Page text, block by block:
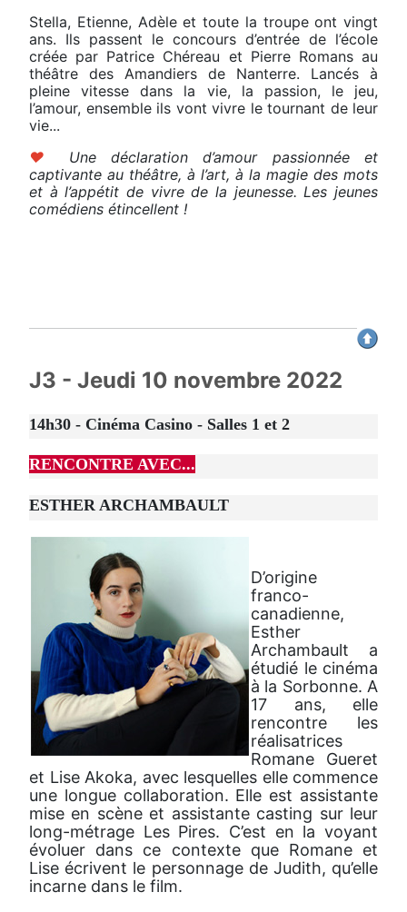
Stella, Etienne, Adèle et toute la troupe ont vingt
ans. Ils passent le concours d’entrée de l’école
créée par Patrice Chéreau et Pierre Romans au
théâtre des Amandiers de Nanterre. Lancés à
pleine vitesse dans la vie, la passion, le jeu,
l’amour, ensemble ils vont vivre le tournant de leur
vie...
♥
Une déclaration d’amour passionnée et
captivante au théâtre, à l’art, à la magie des mots
et à l’appétit de vivre de la jeunesse. Les jeunes
comédiens étincellent !
J3 - Jeudi 10 novembre 2022
14h30 - Cinéma Casino - Salles 1 et 2
RENCONTRE AVEC...
ESTHER ARCHAMBAULT
D’origine
franco-
canadienne,
Esther
Archambault a
étudié le cinéma
à la Sorbonne. A
17 ans, elle
rencontre les
réalisatrices
Romane Gueret
et Lise Akoka, avec lesquelles elle commence
une longue collaboration. Elle est assistante
mise en scène et assistante casting sur leur
long-métrage Les Pires. C’est en la voyant
évoluer dans ce contexte que Romane et
Lise écrivent le personnage de Judith, qu’elle
incarne dans le film.